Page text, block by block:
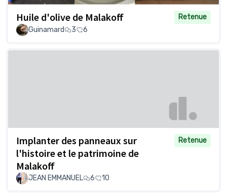
Huile d'olive de Malakoff
Retenue
Guinamard
3 6
Implanter des panneaux sur
l'histoire et le patrimoine de
Malakoff
Retenue
JEAN EMMANUEL 6 10